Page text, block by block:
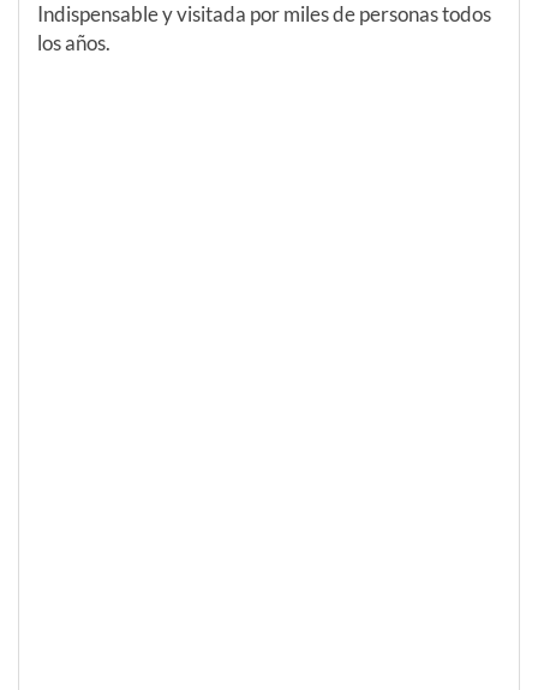
Indispensable y visitada por miles de personas todos
los años.